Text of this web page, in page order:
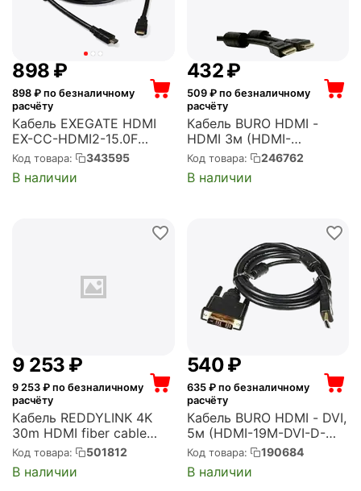
‍898‍ ₽
898 ₽ по безналичному
расчёту
Кабель EXEGATE HDMI
EX-CC-HDMI2-15.0F
(19M/19M, v2.0, 15м, 4K
UHD, Ethernet,
ферритовые кольца,
Код товара: 343595
В наличии
‍432‍₽
509₽ по безналичному
расчёту
Кабель BURO HDMI -
HDMI 3м (HDMI-
19M/19M-3M-MG)
Код товара: 246762
В наличии
9 253 ₽
9 253 ₽ по безналичному
расчёту
Кабель REDDYLINK 4K
30m HDMI fiber cable
support Separate (RL-
4KFS300)
Код товара: 501812
В наличии
‍540‍₽
635₽ по безналичному
расчёту
Кабель BURO HDMI - DVI,
5м (HDMI-19M-DVI-D-
5M)
Код товара: 190684
В наличии